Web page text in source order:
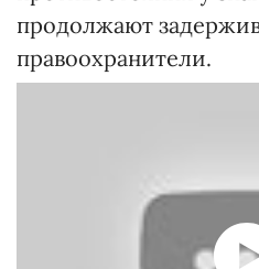
продолжают
правоохранители.